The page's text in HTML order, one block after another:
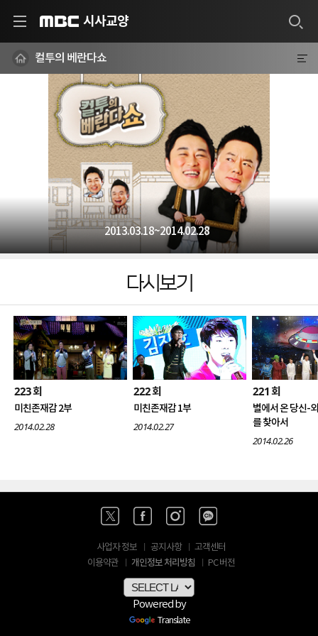
시사교양
컬투의 베란다쇼
2013.03.18~2014.02.28
다시보기
223회
미친존재감 2부
2014.02.28
222회
미친존재감 1부
2014.02.27
221회
별에서 온 당신-
를 찾아서
2014.02.26
사업자 정보 공지사항
고객센터
이용약관
개인정보 처리방침 PC 버전
Powered by
Translate